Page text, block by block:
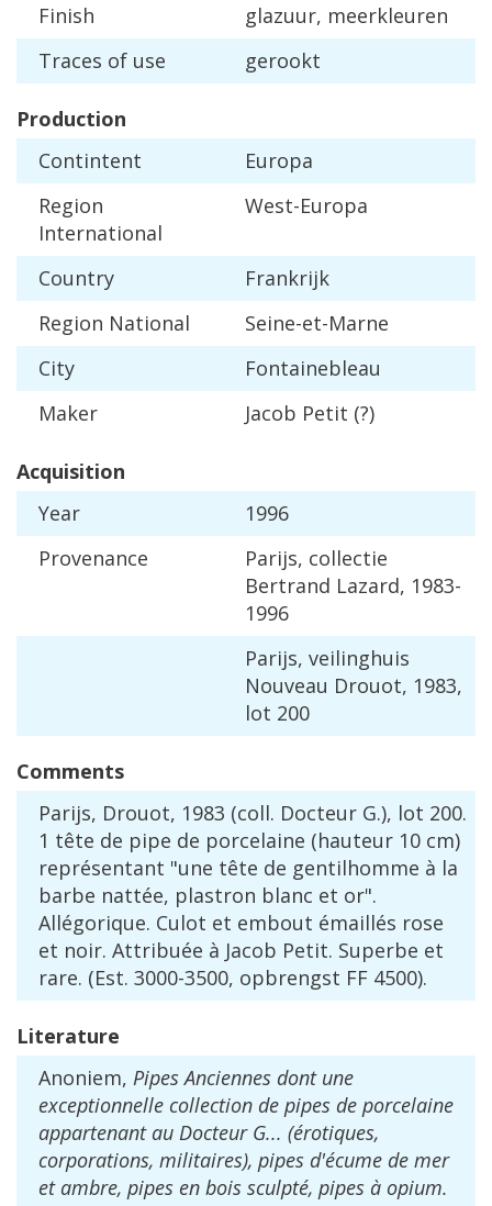
Finish
glazuur, meerkleuren
Traces of use gerookt
Production
Contintent
Europa
Region
International
West-Europa
Country
Frankrijk
Region National Seine-et-Marne
City
Fontainebleau
Maker
Jacob Petit (?)
Acquisition
Year
1996
Provenance
Parijs, collectie
Bertrand Lazard, 1983-
1996
Parijs, veilinghuis
Nouveau Drouot, 1983,
lot 200
Comments
Parijs, Drouot, 1983 (coll. Docteur G.), lot 200.
1 tête de pipe de porcelaine (hauteur 10 cm)
représentant "une tête de gentilhomme à la
barbe nattée, plastron blanc et or".
Allégorique. Culot et embout émaillés rose
et noir. Attribuée à Jacob Petit. Superbe et
rare. (Est. 3000-3500, opbrengst FF 4500).
Literature
Anoniem, Pipes Anciennes dont une
exceptionnelle collection de pipes de porcelaine
appartenant au Docteur G... (érotiques,
corporations, militaires), pipes d'écume de mer
et ambre, pipes en bois sculpté, pipes à opium.